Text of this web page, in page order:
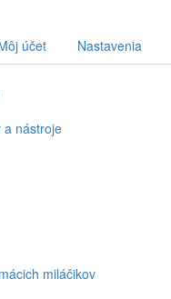
účet Nastavenia
a nástroje
miláčikov